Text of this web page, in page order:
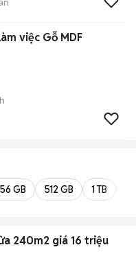
việc Gỗ MDF
GB 512 GB 1 TB
240m2 giá 16 triệu